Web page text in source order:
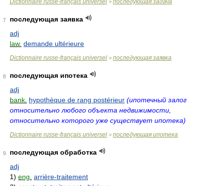
Dictionnaire russe-français universel > последующая задача
7
последующая заявка
adj
law. demande ultérieure
Dictionnaire russe-français universel > последующая заявка
8
последующая ипотека
adj
bank. hypothèque de rang postérieur (ипотечный залог
относительно любого объекта недвижимости,
относительно которого уже существует ипотека)
Dictionnaire russe-français universel > последующая ипотека
9
последующая обработка
adj
1) eng. arrière-traitement